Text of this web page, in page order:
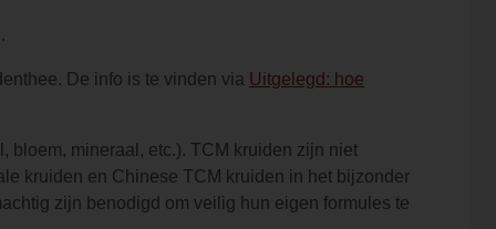
De info is te vinden via Uitgelegd: hoe
bloem, mineraal, etc.). TCM kruiden zijn niet
kruiden en Chinese TCM kruiden in het bijzonder
zijn benodigd om veilig hun eigen formules te